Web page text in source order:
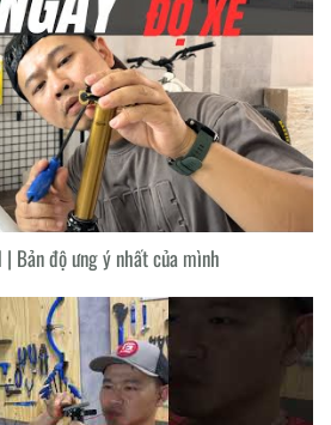
Bản độ ưng ý nhất của mình